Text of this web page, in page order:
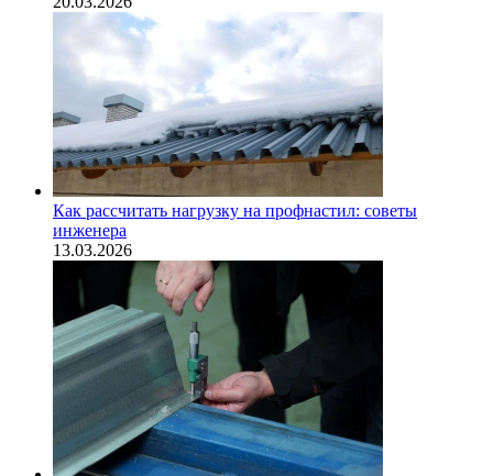
Как рассчитать нагрузку на профнастил: советы
инженера
13.03.2026